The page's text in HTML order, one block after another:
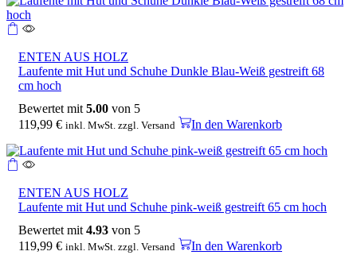
ENTEN AUS HOLZ
Laufente mit Hut und Schuhe Dunkle Blau-Weiß gestreift 68
cm hoch
Bewertet mit 5.00 von 5
119,99 € inkl. MwSt. zzgl. Versand In den Warenkorb
ENTEN AUS HOLZ
Laufente mit Hut und Schuhe pink-weiß gestreift 65 cm hoch
Bewertet mit 4.93 von 5
119,99 € inkl. MwSt. zzgl. Versand In den Warenkorb